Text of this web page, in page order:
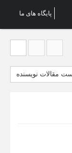
پایگاه های ما
مقالات نویسنده